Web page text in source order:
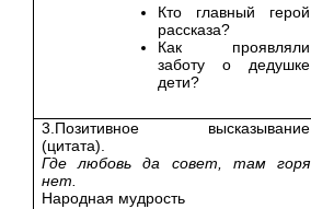
Кто главный герой
рассказа?
Как проявляли
заботу о дедушке
дети?
3.Позитивное высказывание
(цитата).
Где любовь да совет, там горя
нет.
Народная мудрость